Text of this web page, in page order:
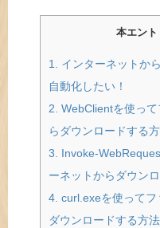
本エン
1. インターネットか
自動化したい！
2. WebClientを使っ
らダウンロードする
3. Invoke-
ーネットからダウン
4. curl.exeを使ってフ
ダウンロードする方法